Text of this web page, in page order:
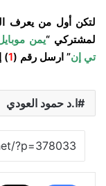
لتكن أول من يعرف
لمشتركي “يمن
تي إن” ارسل رقم (1
)
ا.د حمود العودي